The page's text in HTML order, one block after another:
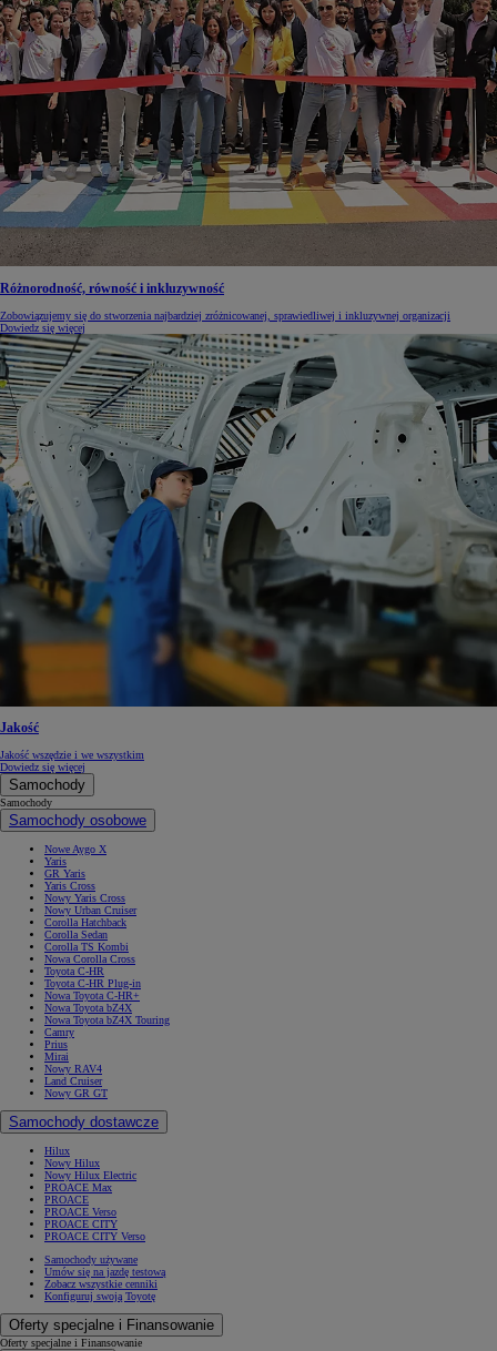
Różnorodność, równość i inkluzywność
Zobowiązujemy się do stworzenia najbardziej zróżnicowanej, sprawiedliwej i inkluzywnej organizacji
Dowiedz się więcej
Jakość
Jakość wszędzie i we wszystkim
Dowiedz się więcej
Samochody
Samochody
Samochody osobowe
Nowe Aygo X
Yaris
GR Yaris
Yaris Cross
Nowy Yaris Cross
Nowy Urban Cruiser
Corolla Hatchback
Corolla Sedan
Corolla TS Kombi
Nowa Corolla Cross
Toyota C-HR
Toyota C-HR Plug-in
Nowa Toyota C-HR+
Nowa Toyota bZ4X
Nowa Toyota bZ4X Touring
Camry
Prius
Mirai
Nowy RAV4
Land Cruiser
Nowy GR GT
Samochody dostawcze
Hilux
Nowy Hilux
Nowy Hilux Electric
PROACE Max
PROACE
PROACE Verso
PROACE CITY
PROACE CITY Verso
Samochody używane
Umów się na jazdę testową
Zobacz wszystkie cenniki
Konfiguruj swoją Toyotę
Oferty specjalne i Finansowanie
Oferty specjalne i Finansowanie